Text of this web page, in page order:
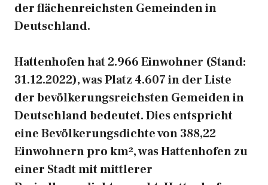
der flächenreichsten Gemeinden in
Deutschland.
Hattenhofen hat 2.966 Einwohner (Stand:
31.12.2022), was Platz 4.607 in der Liste
der bevölkerungsreichsten Gemeiden in
Deutschland bedeutet. Dies entspricht
eine Bevölkerungsdichte von 388,22
Einwohnern pro km², was Hattenhofen zu
einer Stadt mit mittlerer